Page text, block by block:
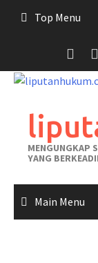
Top Menu
MENGUNGKAP
YANG
Main Menu